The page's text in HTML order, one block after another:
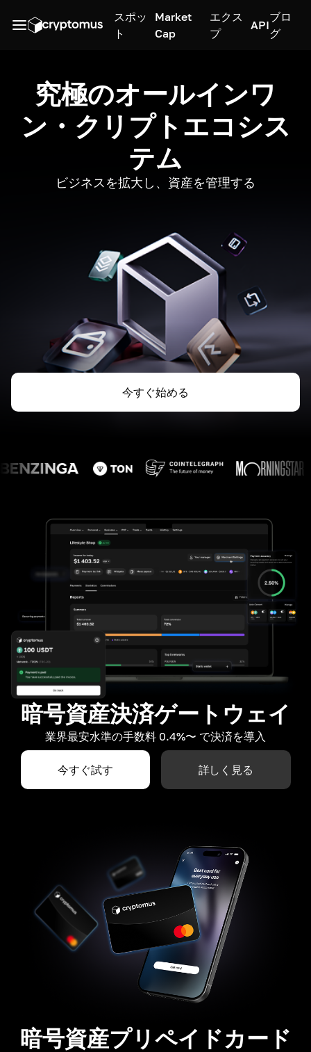
スポッ
ト
Market
Cap
エクス
プ
API
ブロ
グ
究極のオールインワ
ン・クリプトエコシス
テム
ビジネスを拡大し、資産を管理する
今すぐ始める
暗号資産決済ゲートウェイ
業界最安水準の手数料 0.4%〜 で決済を導入
今すぐ試す 詳しく見る
暗号資産プリペイドカード